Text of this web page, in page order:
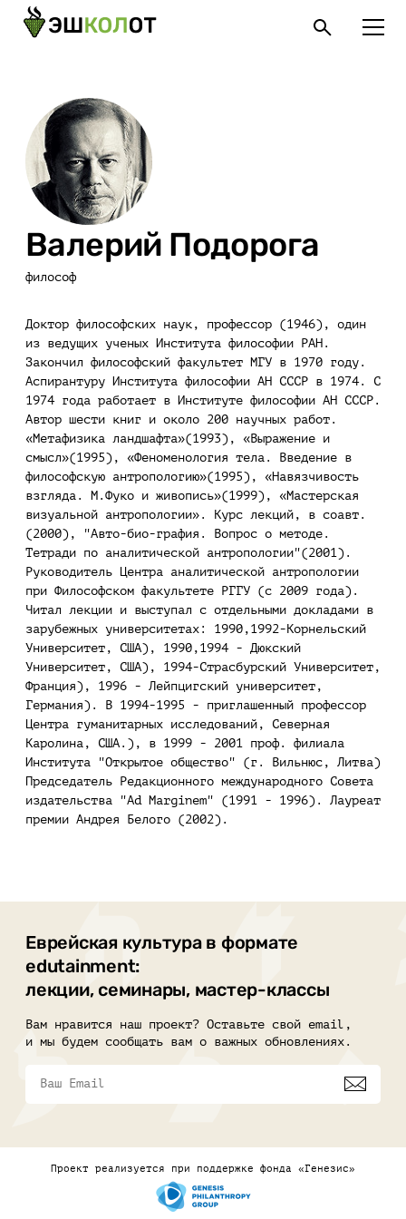
Валерий Подорога
философ
Доктор философских наук, профессор (1946), один
из ведущих ученых Института философии РАН.
Закончил философский факультет МГУ в 1970 году.
Аспирантуру Института философии АН СССР в 1974. С
1974 года работает в Институте философии АН СССР.
Автор шести книг и около 200 научных работ.
«Метафизика ландшафта»(1993), «Выражение и
смысл»(1995), «Феноменология тела. Введение в
философскую антропологию»(1995), «Навязчивость
взгляда. М.Фуко и живопись»(1999), «Мастерская
визуальной антропологии». Курс лекций, в соавт.
(2000), "Авто-био-графия. Вопрос о методе.
Тетради по аналитической антропологии"(2001).
Руководитель Центра аналитической антропологии
при Философском факультете РГГУ (с 2009 года).
Читал лекции и выступал с отдельными докладами в
зарубежных университетах: 1990,1992-Корнельский
Университет, США), 1990,1994 - Дюкский
Университет, США), 1994-Страсбурский Университет,
Франция), 1996 - Лейпцигский университет,
Германия). В 1994-1995 - приглашенный профессор
Центра гуманитарных исследований, Северная
Каролина, США.), в 1999 - 2001 проф. филиала
Института "Открытое общество" (г. Вильнюс, Литва)
Председатель Редакционного международного Совета
издательства "Ad Marginem" (1991 - 1996). Лауреат
премии Андрея Белого (2002).
Еврейская культура в формате
edutainment:
лекции, семинары, мастер-классы
Вам нравится наш проект? Оставьте свой email,
и мы будем сообщать вам о важных обновлениях.
Проект реализуется при поддержке фонда «Генезис»